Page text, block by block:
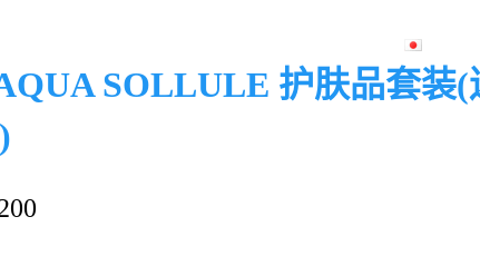
SOLLULE 护肤品套装(